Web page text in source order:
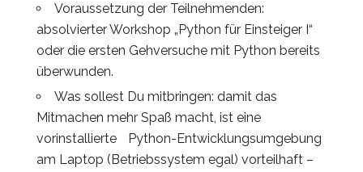
Voraussetzung der Teilnehmenden:
absolvierter Workshop „Python für Einsteiger I“
oder die ersten Gehversuche mit Python bereits
überwunden.
Was sollest Du mitbringen: damit das
Mitmachen mehr Spaß macht, ist eine
vorinstallierte Python-Entwicklungsumgebung
am Laptop (Betriebssystem egal) vorteilhaft –